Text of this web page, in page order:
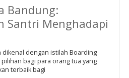
Bandung:
Santri Menghadapi
dikenal dengan istilah Boarding
bagi para orang tua yang
terbaik bagi